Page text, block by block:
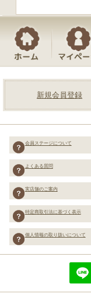
新規会員登録
会員ステージについて
よくある質問
実店舗のご案内
特定商取引法に基づく表示
個人情報の取り扱いについて